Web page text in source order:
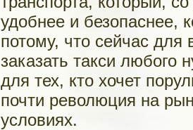
удобнее и безопаснее,
потому, что сейчас для
заказать такси любого
для тех, кто хочет
почти революция на
условиях.